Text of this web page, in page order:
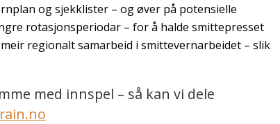
og sjekklister – og øver på potensielle
rotasjonsperiodar – for å halde smittepresset
regionalt samarbeid i smittevernarbeidet – slik
med innspel – så kan vi dele